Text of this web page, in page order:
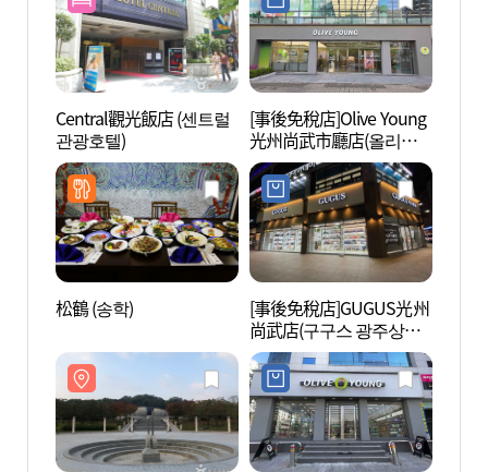
Central觀光飯店 (센트럴
관광호텔)
[事後免稅店]Olive Young
光州尚武市廳店(올리브
영 광주상무시청점)
松鶴 (송학)
[事後免稅店]GUGUS光州
尚武店(구구스 광주상무
점)